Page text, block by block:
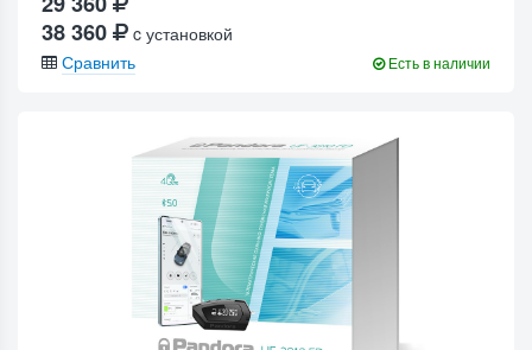
38 360
c установкой
Сравнить
Есть в наличии